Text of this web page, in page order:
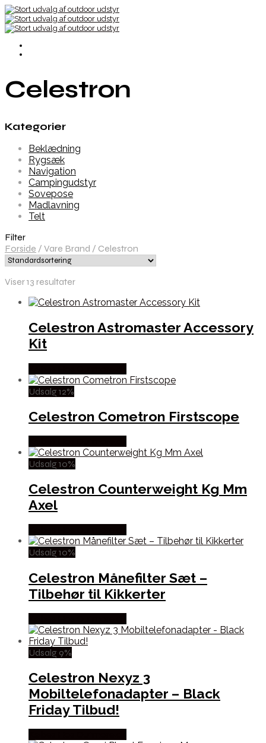
Celestron
Kategorier
Beklædning
Rygsæk
Navigation
Campingudstyr
Sovepose
Madlavning
Telt
Filter
Forside / Vare Brand / Celestron
Viser 13 resultater
Celestron Astromaster Accessory
Kit
Udsalg 12%
Celestron Cometron Firstscope
Udsalg 10%
Celestron Counterweight Kg Mm
Axel
Udsalg 10%
Celestron Månefilter Sæt –
Tilbehør til Kikkerter
Udsalg 9%
Celestron Nexyz 3
Mobiltelefonadapter – Black
Friday Tilbud!